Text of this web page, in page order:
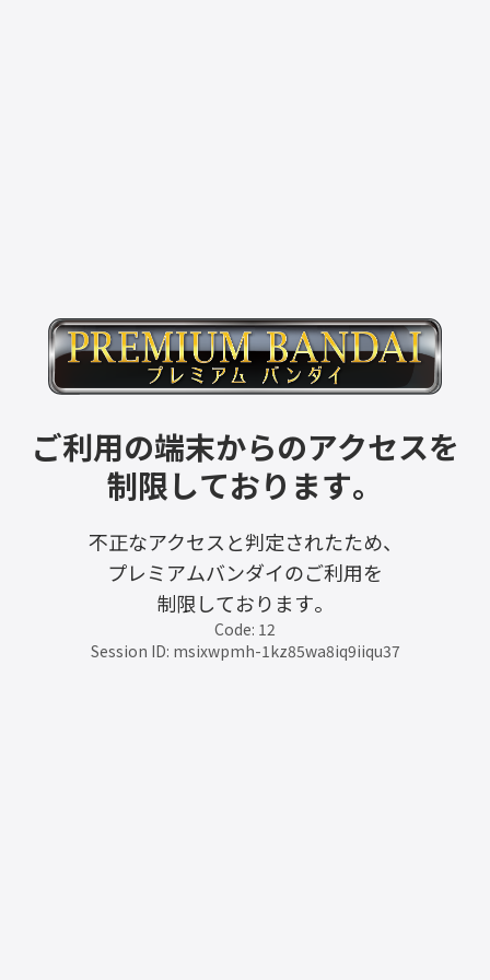
ご利用の端末からのアクセスを
制限しております。
不正なアクセスと判定されたため、
プレミアムバンダイのご利用を
制限しております。
Code: 12
Session ID: msixwpmh-1kz85wa8iq9iiqu37